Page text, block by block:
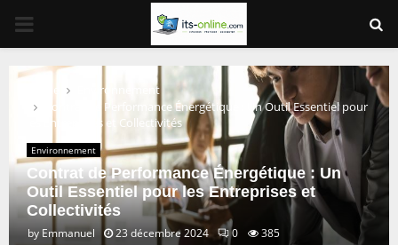
PRIMARY
MENU
Home
Environnement
Contrat de Performance Énergétique : Un Outil Essentiel pour
les Entreprises et Collectivités
Environnement
Contrat de Performance Énergétique : Un
Outil Essentiel pour les Entreprises et
Collectivités
by Emmanuel 23 décembre 2024 0 385